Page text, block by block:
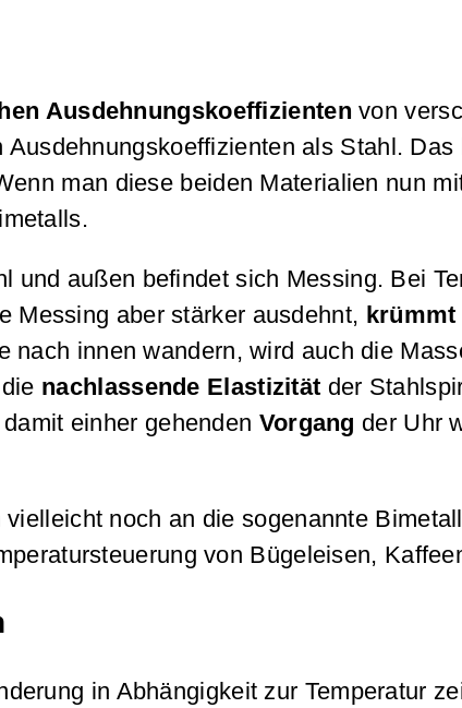
Ausdehnungskoeffizienten von
als Stahl.
man diese beiden Materialien nun
außen befindet sich Messing. Bei
Messing aber stärker ausdehnt, krümmt
nach innen wandern, wird auch die
nachlassende Elastizität der
einher gehenden Vorgang der Uhr
noch an die sogenannte
von Bügeleisen,
in Abhängigkeit zur Temperatur